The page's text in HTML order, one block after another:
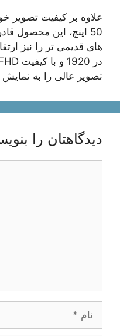
علاوه بر کیفیت تصویر
50 اینچ، این محصول
تصویر عالی را به
دیدگاهتان را